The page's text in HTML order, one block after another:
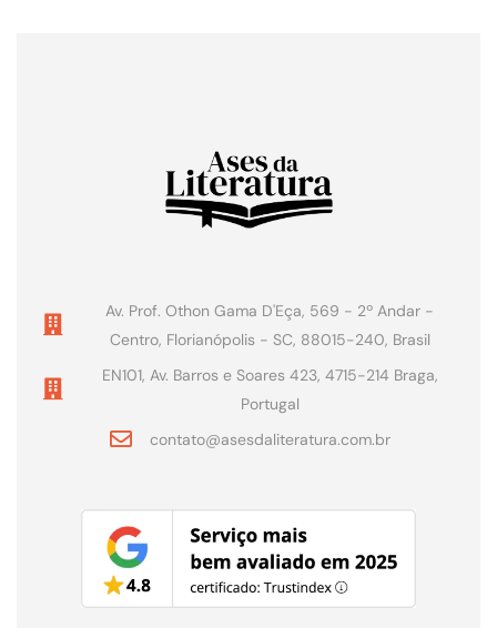
Av. Prof. Othon Gama D'Eça, 569 - 2º Andar -
Centro, Florianópolis - SC, 88015-240, Brasil
EN101, Av. Barros e Soares 423, 4715-214 Braga,
Portugal
contato@asesdaliteratura.com.br